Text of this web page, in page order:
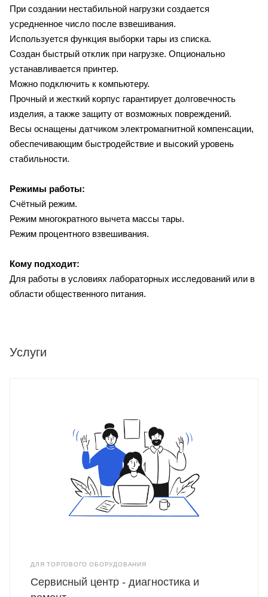
При создании нестабильной нагрузки создается
усредненное число после взвешивания.
Используется функция выборки тары из списка.
Создан быстрый отклик при нагрузке. Опционально
устанавливается принтер.
Можно подключить к компьютеру.
Прочный и жесткий корпус гарантирует долговечность
изделия, а также защиту от возможных повреждений.
Весы оснащены датчиком электромагнитной компенсации,
обеспечивающим быстродействие и высокий уровень
стабильности.
Режимы работы:
Счётный режим.
Режим многократного вычета массы тары.
Режим процентного взвешивания.
Кому подходит:
Для работы в условиях лабораторных исследований или в
области общественного питания.
Услуги
ДЛЯ ТОРГОВОГО ОБОРУДОВАНИЯ
Сервисный центр - диагностика и